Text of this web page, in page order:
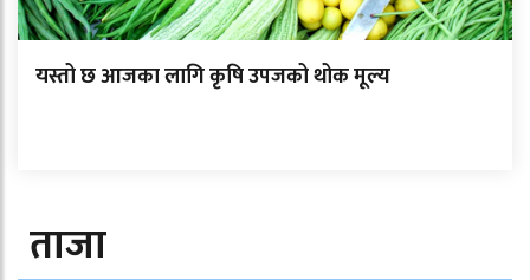
यस्तो छ आजका लागि कृषि उपजको थोक मूल्य
ताजा